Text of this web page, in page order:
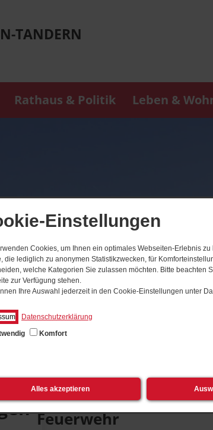
Einstellungen
Cookies, um Ihnen ein optimales Webseiten-Erlebnis
die lediglich zu anonymen Statistikzwecken, für
welche Kategorien Sie zulassen möchten. Bitte beachten
zur Verfügung stehen.
Ihre Auswahl jederzeit in den Cookie-Einstellungen unter
Datenschutzerklärung
Komfort
Alles akzeptieren
TANDERN
Rathaus & Politik Leben &
Satzungen
Feuerwehr